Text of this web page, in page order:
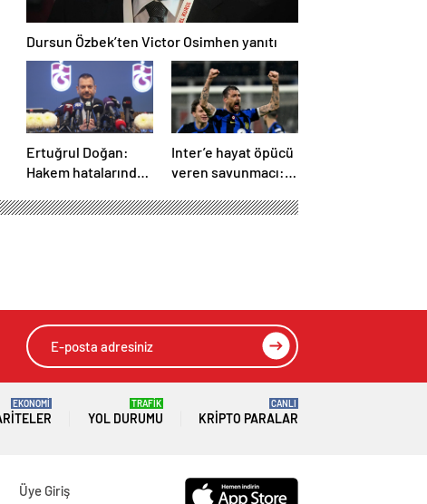
Dursun Özbek’ten Victor Osimhen yanıtı
Ertuğrul Doğan:
Hakem hatalarından
Inter’e hayat öpücü
veren savunmacı:
EKONOMİ
YOL DURUMU
TRAFİK
KRIPTO PARALAR
CANLI
Üye Giriş